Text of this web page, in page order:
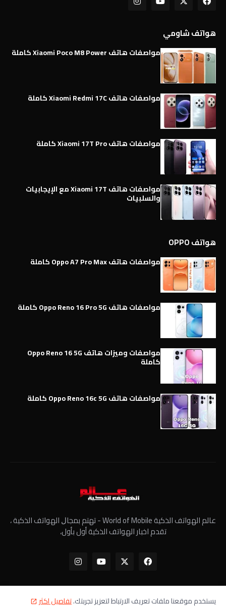
هواتف شاومي
مواصفات هاتف Xiaomi Poco M8 Power كاملة
مواصفات هاتف Xiaomi Redmi 17C كاملة
مواصفات هاتف Xiaomi 17T Pro كاملة
مواصفات هاتف Xiaomi 17T مع الإيجابيات
والسلبيات
هواتف OPPO
مواصفات هاتف Oppo A7 Pro Max كاملة
مواصفات هاتف Oppo Reno 16 Pro 5G كاملة
مواصفات وميزات هاتف Oppo Reno 16 5G
كاملة
مواصفات هاتف Oppo Reno 16c 5G كاملة
عالم الهواتف الذكية World of Mobile - ﺗﻬﺘﻢ ﺑﻤﺠﺎﻝ الهواتف الذكية ،
تقدم اخبار الهواتف الذكية أول بأول،
يستخدم موقعنا ملفات تعريف الارتباط لتعزيز تجربتك.تفاصيل اكثر